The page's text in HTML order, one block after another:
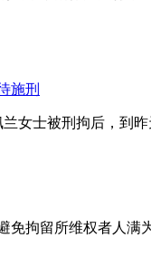
施刑
女士被刑拘后，到
免拘留所维权者人